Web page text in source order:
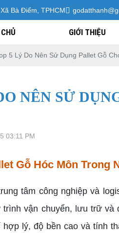
Bà Điểm, TPHCM
GIỚI THIỆU
5 Lý Do Nên Sử Dụng Pallet Gỗ
NÊN SỬ
03:11 PM
Gỗ Hóc Môn Trong
tâm công nghiệp và
vận chuyển, lưu trữ
lý, độ bền cao và tính